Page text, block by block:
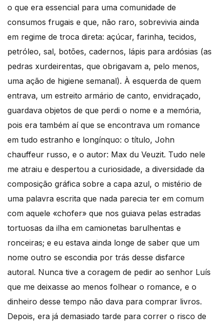
o que era essencial para uma comunidade de
consumos frugais e que, não raro, sobrevivia ainda
em regime de troca direta: açúcar, farinha, tecidos,
petróleo, sal, botões, cadernos, lápis para ardósias (as
pedras xurdeirentas, que obrigavam a, pelo menos,
uma ação de higiene semanal). À esquerda de quem
entrava, um estreito armário de canto, envidraçado,
guardava objetos de que perdi o nome e a memória,
pois era também aí que se encontrava um romance
em tudo estranho e longínquo: o título, John
chauffeur russo, e o autor: Max du Veuzit. Tudo nele
me atraiu e despertou a curiosidade, a diversidade da
composição gráfica sobre a capa azul, o mistério de
uma palavra escrita que nada parecia ter em comum
com aquele «chofer» que nos guiava pelas estradas
tortuosas da ilha em camionetas barulhentas e
ronceiras; e eu estava ainda longe de saber que um
nome outro se escondia por trás desse disfarce
autoral. Nunca tive a coragem de pedir ao senhor Luís
que me deixasse ao menos folhear o romance, e o
dinheiro desse tempo não dava para comprar livros.
Depois, era já demasiado tarde para correr o risco de